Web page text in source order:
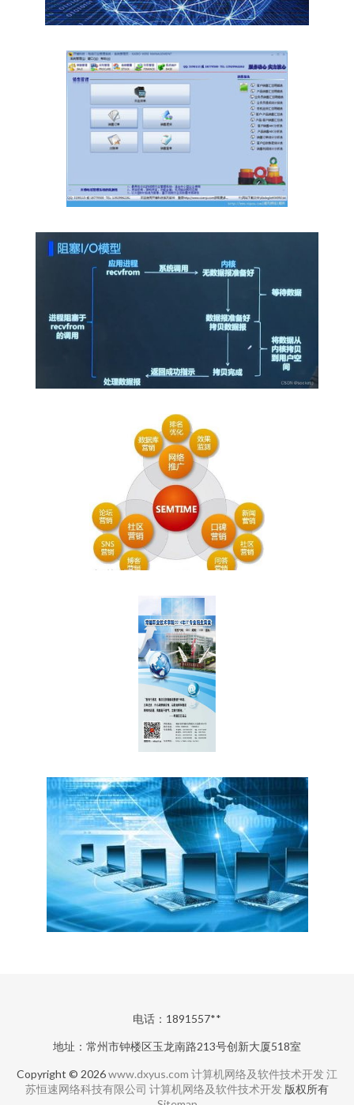
电话：1891557**
地址：常州市钟楼区玉龙南路213号创新大厦518室
Copyright © 2026www.dxyus.com 计算机网络及软件技术开发江
苏恒速网络科技有限公司 计算机网络及软件技术开发 版权所有